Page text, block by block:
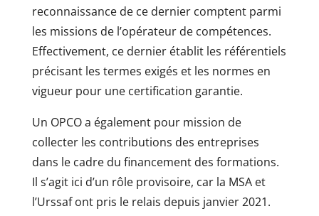
reconnaissance de ce dernier comptent parmi
les missions de l’opérateur de compétences.
Effectivement, ce dernier établit les référentiels
précisant les termes exigés et les normes en
vigueur pour une certification garantie.
Un OPCO a également pour mission de
collecter les contributions des entreprises
dans le cadre du financement des formations.
Il s’agit ici d’un rôle provisoire, car la MSA et
l’Urssaf ont pris le relais depuis janvier 2021.